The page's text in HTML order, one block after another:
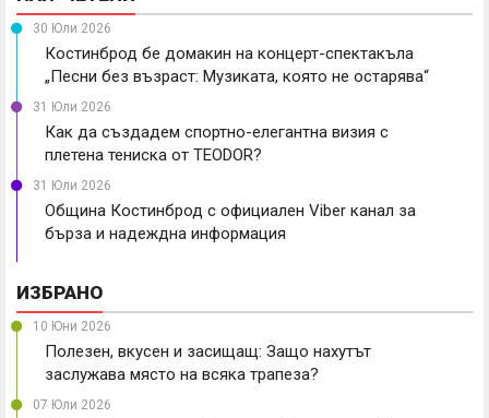
30 Юли 2026
Костинброд бе домакин на концерт-спектакъла
„Песни без възраст: Музиката, която не остарява“
31 Юли 2026
Как да създадем спортно-елегантна визия с
плетена тениска от TEODOR?
31 Юли 2026
Община Костинброд с официален Viber канал за
бърза и надеждна информация
ИЗБРАНО
10 Юни 2026
Полезен, вкусен и засищащ: Защо нахутът
заслужава място на всяка трапеза?
07 Юли 2026